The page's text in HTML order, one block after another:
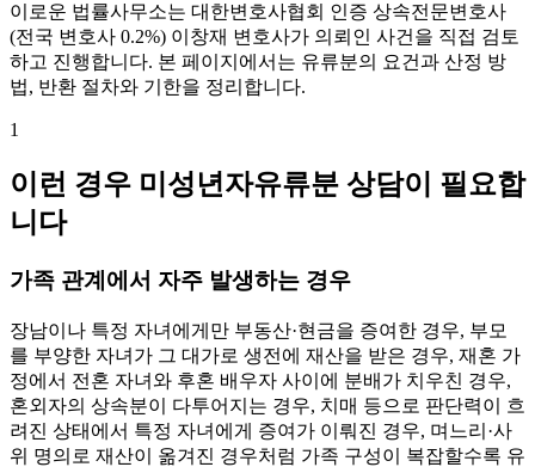
이로운 법률사무소는 대한변호사협회 인증 상속전문변호사
(전국 변호사 0.2%) 이창재 변호사가 의뢰인 사건을 직접 검토
하고 진행합니다. 본 페이지에서는 유류분의 요건과 산정 방
법, 반환 절차와 기한을 정리합니다.
1
이런 경우 미성년자유류분 상담이 필요합
니다
가족 관계에서 자주 발생하는 경우
장남이나 특정 자녀에게만 부동산·현금을 증여한 경우, 부모
를 부양한 자녀가 그 대가로 생전에 재산을 받은 경우, 재혼 가
정에서 전혼 자녀와 후혼 배우자 사이에 분배가 치우친 경우,
혼외자의 상속분이 다투어지는 경우, 치매 등으로 판단력이 흐
려진 상태에서 특정 자녀에게 증여가 이뤄진 경우, 며느리·사
위 명의로 재산이 옮겨진 경우처럼 가족 구성이 복잡할수록 유